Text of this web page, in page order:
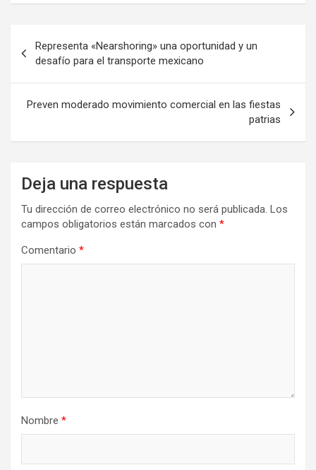
de
entradas
Representa «Nearshoring» una oportunidad y un
desafío para el transporte mexicano
Preven moderado movimiento comercial en las fiestas
patrias
Deja una respuesta
Tu dirección de correo electrónico no será publicada. Los
campos obligatorios están marcados con *
Comentario *
Nombre *